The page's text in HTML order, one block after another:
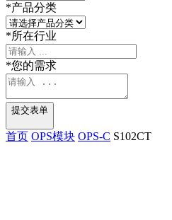
*产品分类
*所在行业
*您的需求
提交表单
首页 OPS模块 OPS-C S102CT